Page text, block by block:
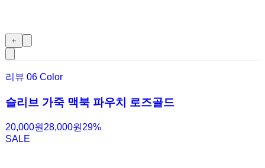
＋
리뷰 06 Color
슬리브 가죽 맥북 파우치 로즈골드
20,000원 28,000원 29%
SALE